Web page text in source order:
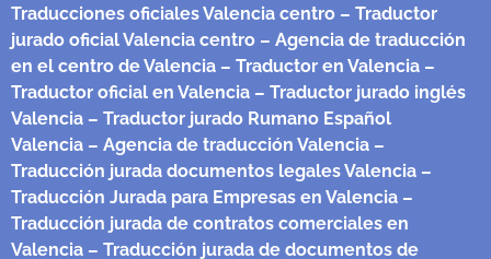
Traducciones oficiales Valencia centro – Traductor
jurado oficial Valencia centro – Agencia de traducción
en el centro de Valencia – Traductor en Valencia –
Traductor oficial en Valencia – Traductor jurado inglés
Valencia – Traductor jurado Rumano Español
Valencia – Agencia de traducción Valencia –
Traducción jurada documentos legales Valencia –
Traducción Jurada para Empresas en Valencia –
Traducción jurada de contratos comerciales en
Valencia – Traducción jurada de documentos de